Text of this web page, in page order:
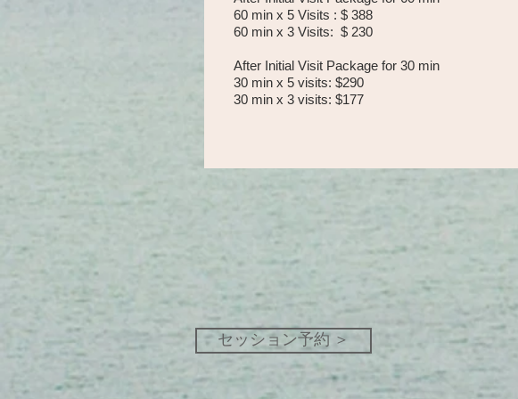
60 min x 5 Visits : $ 388
60 min x 3 Visits: $ 230
After Initial Visit Package for 30 min
30 min x 5 visits: $290
30 min x 3 visits: $177
セッション予約 ＞